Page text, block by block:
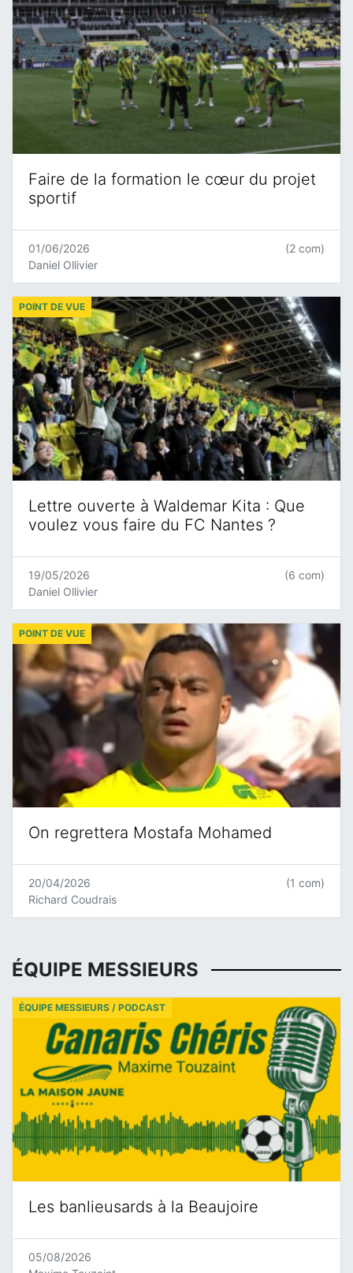
Faire de la formation le cœur du projet
sportif
01/06/2026
Daniel Ollivier
(2 com)
Lettre ouverte à Waldemar Kita : Que
voulez vous faire du FC Nantes ?
POINT DE VUE
19/05/2026
Daniel Ollivier
(6 com)
On regrettera Mostafa Mohamed
POINT DE VUE
20/04/2026
Richard Coudrais
(1 com)
ÉQUIPE MESSIEURS
Les banlieusards à la Beaujoire
ÉQUIPE MESSIEURS / PODCAST
05/08/2026